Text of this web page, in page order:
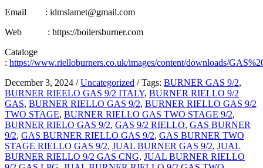
Email : idmslamet@gmail.com
Web : https://boilersburner.com
Cataloge
: https://www.rielloburners.co.uk/images/content/downloads/
December 3, 2024 / Uncategorized / Tags: BURNER GAS 9/2,
BURNER RIEELO GAS 9/2 ITALY, BURNER RIELLO 9/2
GAS, BURNER RIELLO GAS 9/2, BURNER RIELLO GAS 9/2
TWO STAGE, BURNER RIELLO GAS TWO STAGE 9/2,
BURNER RIELO GAS 9/2, GAS 9/2 RIELLO, GAS BURNER
9/2, GAS BURNER RIELLO GAS 9/2, GAS BURNER TWO
STAGE RIELLO GAS 9/2, JUAL BURNER GAS 9/2, JUAL
BURNER RIELLO 9/2 GAS CNG, JUAL BURNER RIELLO